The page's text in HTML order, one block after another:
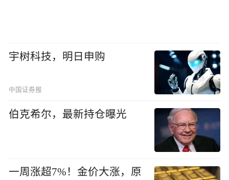
宇树科技，明日申购
中国证券报
伯克希尔，最新持仓曝光
一周涨超7%！金价大涨，原